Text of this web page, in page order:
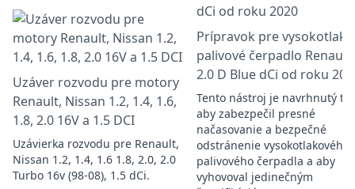
Uzáver rozvodu pre motory
Renault, Nissan 1.2, 1.4, 1.6,
1.8, 2.0 16V a 1.5 DCI
Uzávierka rozvodu pre Renault,
Nissan 1.2, 1.4, 1.6 1.8, 2.0, 2.0
Turbo 16v (98-08), 1.5 dCi.
Prípravok pre
palivové čerpadlo Renault
2.0 D Blue dCi od roku
Tento nástroj je navrhnutý
aby zabezpečil presné
načasovanie a bezpečné
odstránenie vysokotlakového
palivového čerpadla a aby
vyhovoval jedinečným